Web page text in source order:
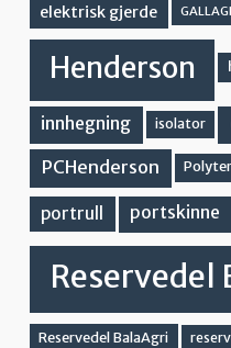
elektrisk gjerde
Henderson
innhegning isolator
PCHenderson
portrull portskinne
Reservedel
Reservedel BalaAgri